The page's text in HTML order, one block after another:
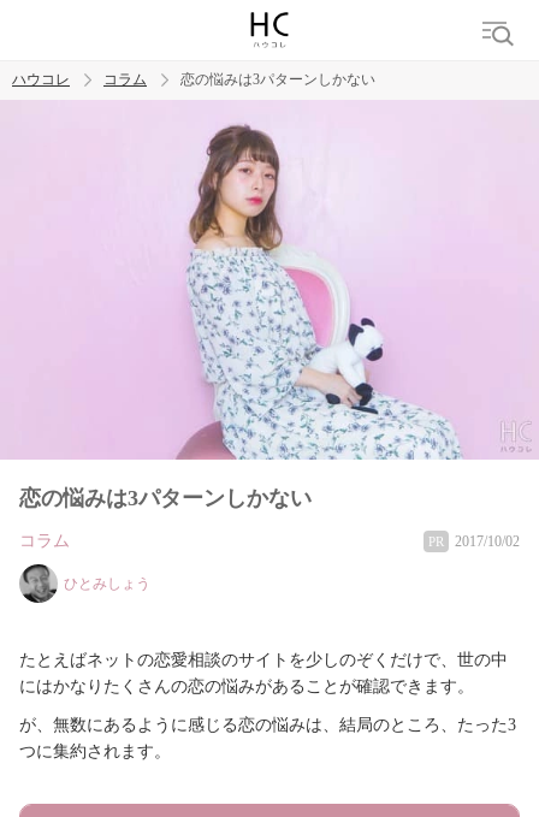
NG行動 彼女
ハウコレ コラム 恋の悩みは3パターンしかない
恋の悩みは3パターンしかない
コラム PR 2017/10/02
ひとみしょう
たとえばネットの恋愛相談のサイトを少しのぞくだけで、世の中
にはかなりたくさんの恋の悩みがあることが確認できます。
が、無数にあるように感じる恋の悩みは、結局のところ、たった3
つに集約されます。